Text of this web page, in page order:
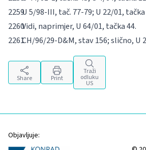
U 5/98-III, tač. 77-79; U 22/01, tačka
Vidi, naprimjer, U 64/01, tačka 44.
CH/96/29-D&M, stav 156; slično, U
Share Print
Traži
odluku
US
Objavljuje: